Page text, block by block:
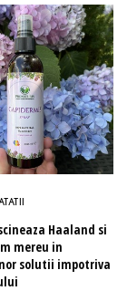
Haaland si
mereu in
solutii impotriva